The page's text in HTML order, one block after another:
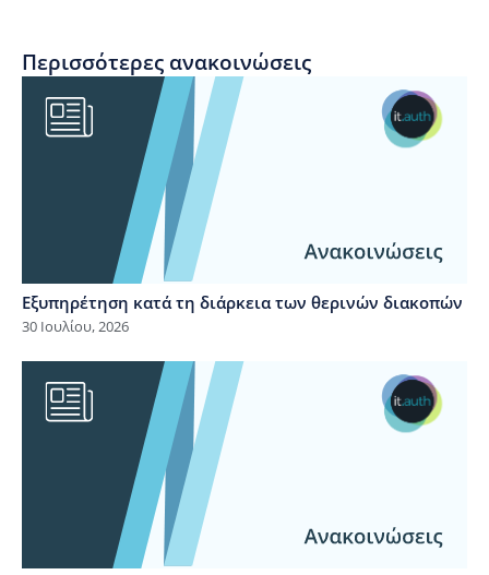
Περισσότερες ανακοινώσεις
Εξυπηρέτηση κατά τη διάρκεια των θερινών διακοπών
30 Ιουλίου, 2026